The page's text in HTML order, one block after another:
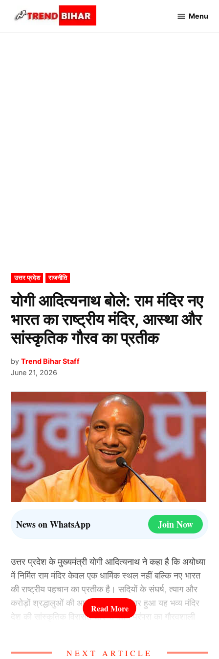
content
Bihar
Menu
POSTED
IN
उत्तर प्रदेश राजनीति
योगी आदित्यनाथ बोले: राम मंदिर नए
भारत का राष्ट्रीय मंदिर, आस्था और
सांस्कृतिक गौरव का प्रतीक
by Trend Bihar Staff
June 21, 2026
News on WhatsApp Join Now
उत्तर प्रदेश के मुख्यमंत्री योगी आदित्यनाथ ने कहा है कि अयोध्या
में निर्मित राम मंदिर केवल एक धार्मिक स्थल नहीं बल्कि नए भारत
की राष्ट्रीय पहचान का प्रतीक है। सदियों के संघर्ष, त्याग और
करोड़ों श्रद्धालुओं की आस्था के बाद साकार हुआ यह भव्य मंदिर
देश की सांस्कृतिक विरासत और सनातन परंपरा का गौरवशाली
NEXT ARTICLE